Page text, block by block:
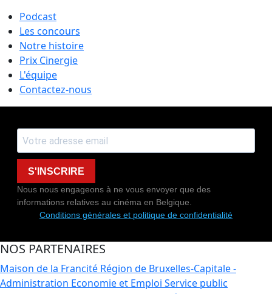
Podcast
Les concours
Notre histoire
Prix Cinergie
L'équipe
Contactez-nous
S'INSCRIRE
Nous nous engageons à ne vous envoyer que des
informations relatives au cinéma en Belgique.
Conditions générales et politique de confidentialité
NOS PARTENAIRES
Maison de la Francité Région de Bruxelles-Capitale -
Administration Economie et Emploi Service public